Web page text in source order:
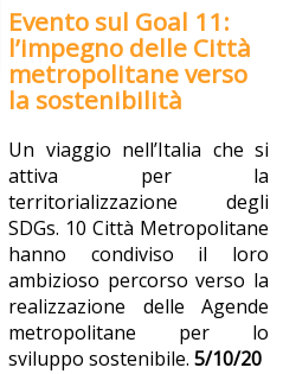
Evento sul Goal 11:
l’impegno delle Città
metropolitane verso
la sostenibilità
Un viaggio nell’Italia che si
attiva per la
territorializzazione degli
SDGs. 10 Città Metropolitane
hanno condiviso il loro
ambizioso percorso verso la
realizzazione delle Agende
metropolitane per lo
sviluppo sostenibile. 5/10/20